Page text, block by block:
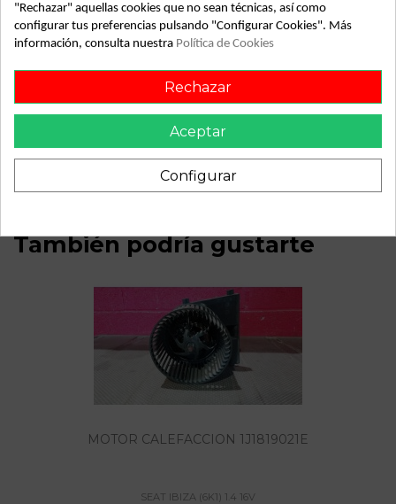
ID: 800402
Fecha disponible: 2022-04-05
Descripción
Recambio de mando calefaccion aire acondicionado para
seat ibiza (6k1) 1.4 16v referencia OEM IAM
También podría gustarte
MOTOR CALEFACCION 1J1819021E
SEAT IBIZA (6K1) 1.4 16V
"Rechazar" aquellas cookies que no sean técnicas, así como
configurar tus preferencias pulsando "Configurar Cookies". Más
información, consulta nuestra Política de Cookies
Rechazar
Aceptar
Configurar